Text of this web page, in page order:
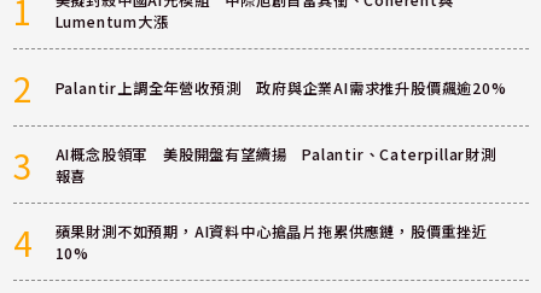
1
Lumentum大漲
2 Palantir上調全年營收預測 政府與企業AI需求推升股價飆逾20%
3
AI概念股領軍 美股開盤有望續揚 Palantir、Caterpillar財測
報喜
4
蘋果財測不如預期，AI資料中心搶晶片拖累供應鏈，股價重挫近
10%